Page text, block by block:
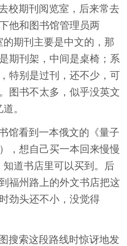
校期刊阅览室，后来常去
他和图书馆管理员两
的期刊主要是中文的，那
期刊架，中间是桌椅；系
特别是过刊，还不少，可
图书不太多，似乎没英文
。
馆看到一本俄文的《量子
，想自己买一本回来慢慢
知道书店里可以买到。后
福州路上的外文书店把这
劲头还不小，没觉得
搜索这段路线时惊讶地发